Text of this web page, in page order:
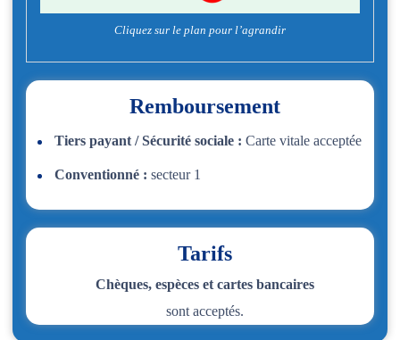
Cliquez sur le plan pour l’agrandir
Remboursement
Tiers payant / Sécurité sociale : Carte vitale acceptée
Conventionné : secteur 1
Tarifs
Chèques, espèces et cartes bancaires
sont acceptés.